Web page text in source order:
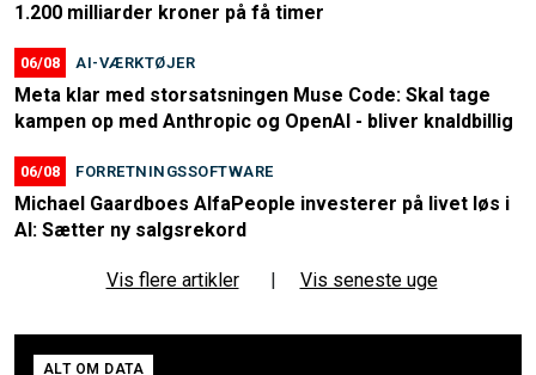
1.200 milliarder kroner på få timer
06/08 AI-VÆRKTØJER
Meta klar med storsatsningen Muse Code: Skal tage
kampen op med Anthropic og OpenAI - bliver knaldbillig
06/08 FORRETNINGSSOFTWARE
Michael Gaardboes AlfaPeople investerer på livet løs i
AI: Sætter ny salgsrekord
Vis flere artikler Vis seneste uge
ALT OM DATA